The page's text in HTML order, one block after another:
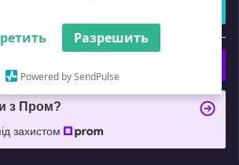
Разрешить
Powered by SendPulse
з Пром?
захистом